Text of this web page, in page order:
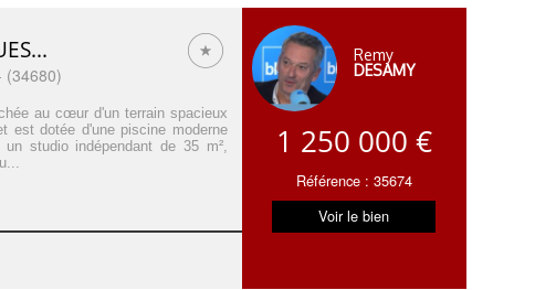
(34680)
au cœur d'un terrain spacieux
est dotée d'une piscine moderne
studio indépendant de 35 m²,
Remy
DESAMY
1 250 000 €
Référence : 35674
Voir le bien